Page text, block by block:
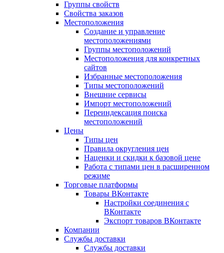
Группы свойств
Свойства заказов
Местоположения
Создание и управление
местоположениями
Группы местоположений
Местоположения для конкретных
сайтов
Избранные местоположения
Типы местоположений
Внешние сервисы
Импорт местоположений
Переиндексация поиска
местоположений
Цены
Типы цен
Правила округления цен
Наценки и скидки к базовой цене
Работа с типами цен в расширенном
режиме
Торговые платформы
Товары ВКонтакте
Настройки соединения с
ВКонтакте
Экспорт товаров ВКонтакте
Компании
Службы доставки
Службы доставки